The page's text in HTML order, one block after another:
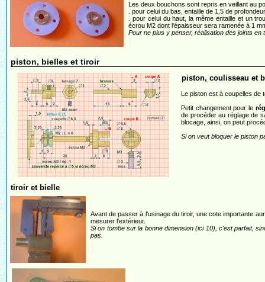
Les deux bouchons sont repris en veillant au
. pour celui du bas, entaille de 1.5 de
. pour celui du haut, la même entaille et un
écrou M2 dont l'épaisseur sera ramenée à 1
Pour ne plus y penser, réalisation des joints en
piston, bielles et tiroir
piston, coulisseau et
Le piston est à coupelles de
Petit changement pour le
de procéder au réglage de
blocage, ainsi, on peut
Si on veut bloquer le piston
tiroir et bielle
Avant de passer à l'usinage du tiroir, une cote importante
mesurer l'extérieur.
Si on tombe sur la bonne dimension (ici 10), c'est parfait,
pas.